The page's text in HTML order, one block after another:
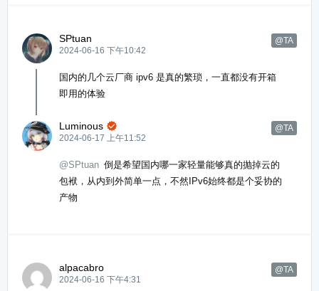
SPtuan
@TA
2024-06-16 下午10:42
国内的几个云厂商 ipv6 是真的繁琐，一直都没有开箱
即用的体验
Luminous @TA

2024-06-17 上午11:52
@SPtuan 倒是希望国内哪一家轻量能够真的抛掉云的
包袱，从内到外简单一点，不然IPv6始终都是个妥协的
产物
alpacabro
@TA
2024-06-16 下午4:31